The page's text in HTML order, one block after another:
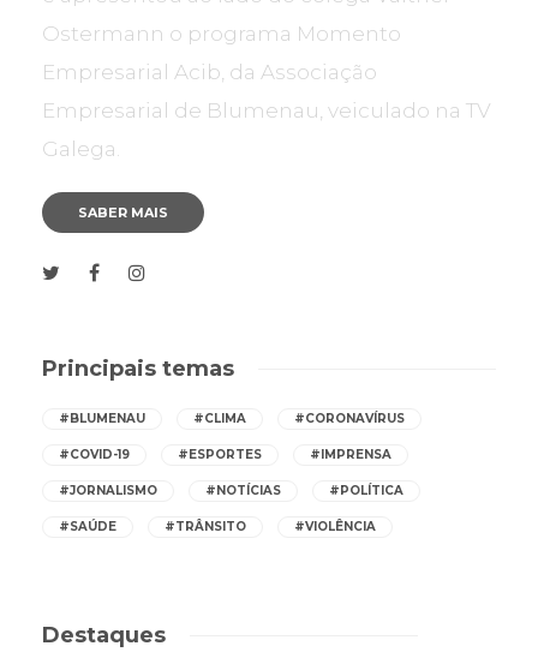
Ostermann o programa Momento
Empresarial Acib, da Associação
Empresarial de Blumenau, veiculado na TV
Galega.
SABER MAIS
Principais temas
#BLUMENAU #CLIMA #CORONAVÍRUS
#COVID-19 #ESPORTES #IMPRENSA
#JORNALISMO #NOTÍCIAS #POLÍTICA
#SAÚDE #TRÂNSITO #VIOLÊNCIA
Destaques